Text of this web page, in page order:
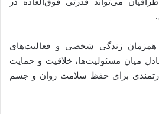
همزمان زندگی شخصی و فعالیت‌های
میان مسئولیت‌ها، خلاقیت و حمایت
برای حفظ سلامت روان و جسم